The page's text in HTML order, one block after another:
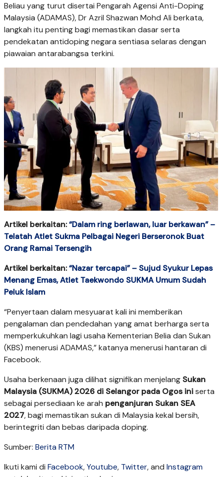
Beliau yang turut disertai Pengarah Agensi Anti-Doping
Malaysia (ADAMAS), Dr Azril Shazwan Mohd Ali berkata,
langkah itu penting bagi memastikan dasar serta
pendekatan antidoping negara sentiasa selaras dengan
piawaian antarabangsa terkini.
Artikel berkaitan:“Dalam ring berlawan, luar berkawan” –
Telatah Atlet Sukma Pelbagai Negeri Berseronok Buat
Orang Ramai Tersengih
Artikel berkaitan:“Nazar tercapai” – Sujud Syukur Lepas
Menang Emas, Atlet Taekwondo SUKMA Umum Sudah
Peluk Islam
“Penyertaan dalam mesyuarat kali ini memberikan
pengalaman dan pendedahan yang amat berharga serta
memperkukuhkan lagi usaha Kementerian Belia dan Sukan
(KBS) menerusi ADAMAS,” katanya menerusi hantaran di
Facebook.
Usaha berkenaan juga dilihat signifikan menjelang Sukan
Malaysia (SUKMA) 2026 di Selangor pada Ogos iniserta
sebagai persediaan ke arah penganjuran Sukan SEA
2027, bagi memastikan sukan di Malaysia kekal bersih,
berintegriti dan bebas daripada doping.
Sumber: Berita RTM
Ikuti kami di Facebook,Youtube, Twitter, and Instagram